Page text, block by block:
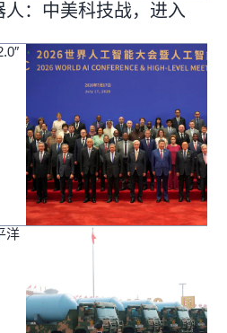
：中美科技战，进入
洋